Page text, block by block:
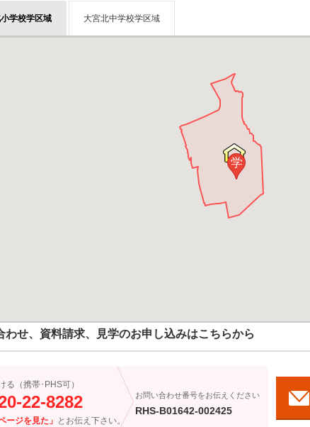
学校学区域 大宮北中学校学区域
学
わせ、資料請求、見学のお申し込みはこちらから
る（携帯･PHS可）
22-8282
ージを見た」 とお伝え下さい。
お問い合わせ番号をお伝えください
RHS-B01642-002425